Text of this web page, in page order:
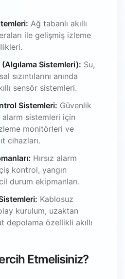
Ağ tabanlı akıllı
ile gelişmiş izleme
(Algılama Sistemleri): Su,
sızıntılarını anında
sensör sistemleri.
Sistemleri: Güvenlik
alarm sistemleri için
monitörleri ve
cihazları.
Hırsız alarm
kontrol, yangın
durum ekipmanları.
Kablosuz
kurulum, uzaktan
depolama özellikli akıllı
Etmelisiniz?